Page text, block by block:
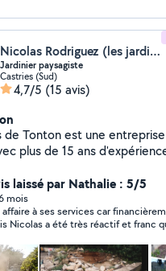
Nicolas Rodriguez (les jardins de tonton)
Jardinier paysagiste
Castries (Sud)
4,7/5 (15 avis)
de Tonton est une
plus de 15 ans
et multi-services. Je suis
n'hésitez pas à
un message pour que je
établisse un devis.
laissé par Nathalie : 5/5
mois
affaire à ses services car
Nicolas a été très réactif et franc
de surprises ... Merci à lui.